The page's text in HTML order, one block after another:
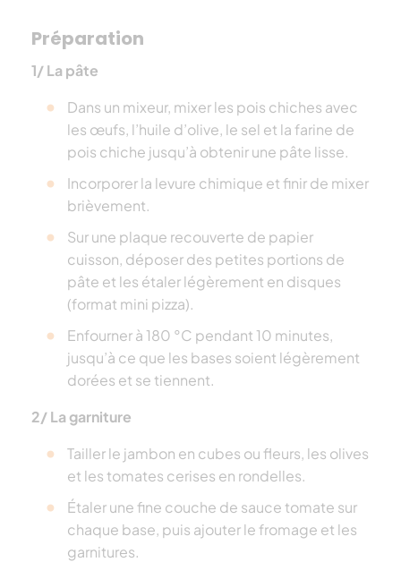
Préparation
1/ La pâte
Dans un mixeur, mixer les pois chiches avec
les œufs, l’huile d’olive, le sel et la farine de
pois chiche jusqu’à obtenir une pâte lisse.
Incorporer la levure chimique et finir de mixer
brièvement.
Sur une plaque recouverte de papier
cuisson, déposer des petites portions de
pâte et les étaler légèrement en disques
(format mini pizza).
Enfourner à 180 °C pendant 10 minutes,
jusqu’à ce que les bases soient légèrement
dorées et se tiennent.
2/ La garniture
Tailler le jambon en cubes ou fleurs, les olives
et les tomates cerises en rondelles.
Étaler une fine couche de sauce tomate sur
chaque base, puis ajouter le fromage et les
garnitures.